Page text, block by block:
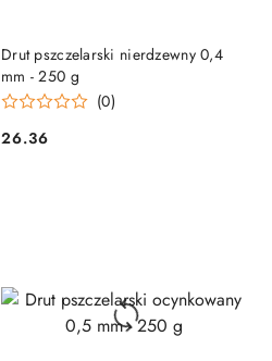
Drut pszczelarski nierdzewny 0,4
mm - 250 g
(0)
Cena:
26.36
DO KOSZYKA